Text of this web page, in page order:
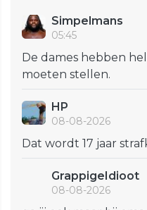
Simpelmans
05:45
De dames hebben
moeten stellen.
HP
08-08-2026
Dat wordt 17 jaar
GrappigeIdioot
08-08-2026